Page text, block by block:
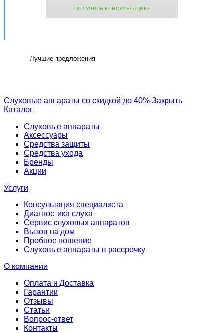
ПОЛУЧИТЬ КОНСУЛЬТАЦИЮ
Лучшие предложения
Слуховые аппараты со скидкой до 40% Закрыть
Каталог
Слуховые аппараты
Аксессуары
Средства защиты
Средства ухода
Бренды
Акции
Услуги
Консультация специалиста
Диагностика слуха
Сервис слуховых аппаратов
Вызов на дом
Пробное ношение
Слуховые аппараты в рассрочку
О компании
Оплата и Доставка
Гарантии
Отзывы
Статьи
Вопрос-ответ
Контакты